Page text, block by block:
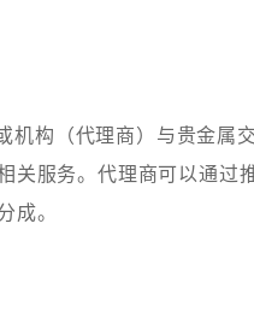
机构（代理商）与贵金属
关服务。代理商可以通过
成。